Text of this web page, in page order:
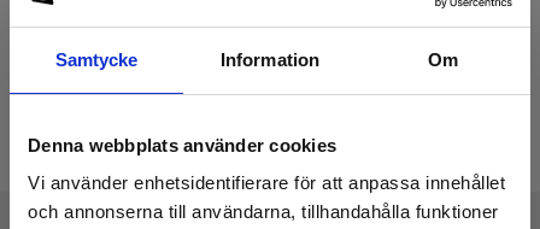
Samtycke Information Om
Denna webbplats använder cookies
Vi använder enhetsidentifierare för att anpassa innehållet
och annonserna till användarna, tillhandahålla funktioner